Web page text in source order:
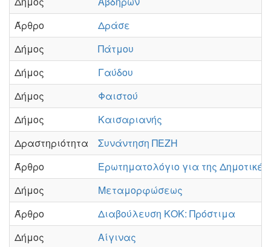
Άρθρο
Δράσε
Δήμος
Πάτμου
Δήμος
Γαύδου
Δήμος
Φαιστού
Δήμος
Καισαριανής
Δραστηριότητα
Συνάντηση ΠΕΖΗ
Άρθρο
Ερωτηματολόγιο για της
Δήμος
Μεταμορφώσεως
Άρθρο
Διαβούλευση ΚΟΚ: Πρόστιμα
Δήμος
Αίγινας